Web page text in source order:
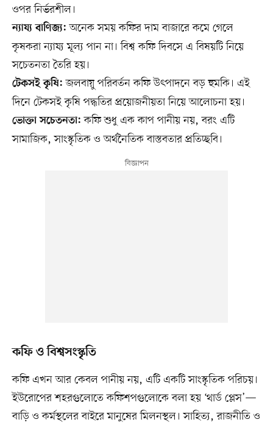
ওপর নির্ভরশীল।
ন্যায্য বাণিজ্য: অনেক সময় কফির দাম বাজারে কমে গেলে
কৃষকরা ন্যায্য মূল্য পান না। বিশ্ব কফি দিবসে এ বিষয়টি নিয়ে
সচেতনতা তৈরি হয়।
টেকসই কৃষি: জলবায়ু পরিবর্তন কফি উৎপাদনে বড় হুমকি। এই
দিনে টেকসই কৃষি পদ্ধতির প্রয়োজনীয়তা নিয়ে আলোচনা হয়।
ভোক্তা সচেতনতা: কফি শুধু এক কাপ পানীয় নয়, বরং এটি
সামাজিক, সাংস্কৃতিক ও অর্থনৈতিক বাস্তবতার প্রতিচ্ছবি।
কফি ও বিশ্বসংস্কৃতি
কফি এখন আর কেবল পানীয় নয়, এটি একটি সাংস্কৃতিক পরিচয়।
ইউরোপের শহরগুলোতে কফিশপগুলোকে বলা হয় ‘থার্ড প্লেস’—
বাড়ি ও কর্মস্থলের বাইরে মানুষের মিলনস্থল। সাহিত্য, রাজনীতি ও